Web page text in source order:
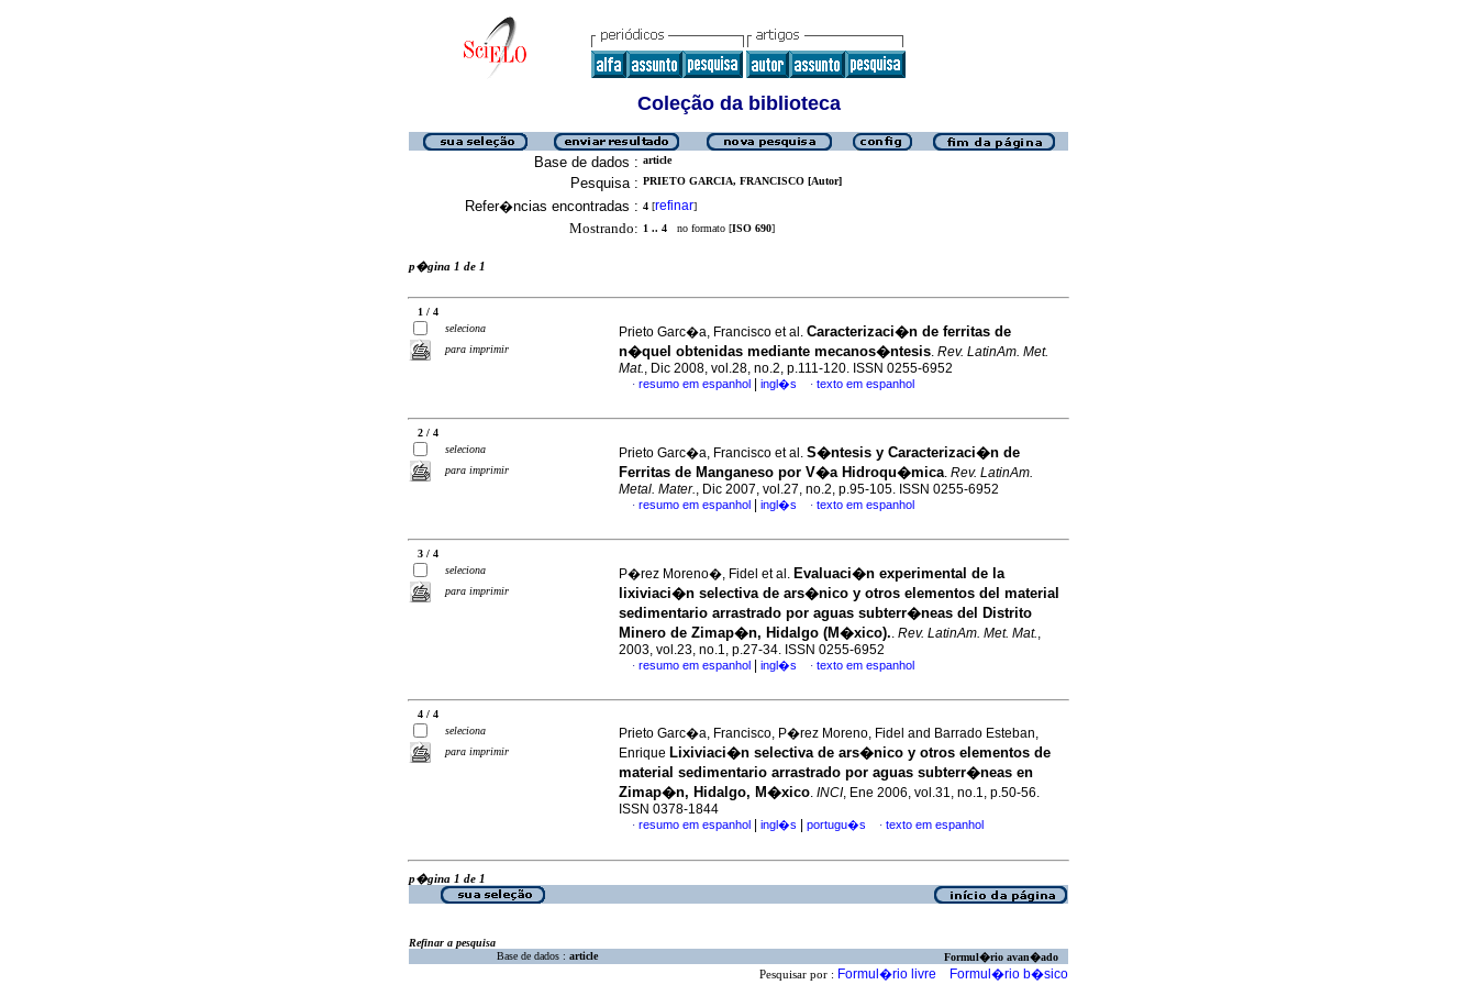
Coleção da biblioteca
Base de dados : article
Pesquisa : PRIETO GARCIA, FRANCISCO [Autor]
Refer�ncias encontradas : 4 [refinar]
Mostrando: 1 .. 4 no formato [ISO 690]
p�gina 1 de 1
1 / 4
seleciona
para imprimir
Prieto Garc�a, Francisco et al. Caracterizaci�n de ferritas de
n�quel obtenidas mediante mecanos�ntesis. Rev. LatinAm. Met.
Mat., Dic 2008, vol.28, no.2, p.111-120. ISSN 0255-6952
· resumo em espanhol ingl�s · texto em espanhol
2 / 4
seleciona
para imprimir
Prieto Garc�a, Francisco et al. S�ntesis y Caracterizaci�n de
Ferritas de Manganeso por V�a Hidroqu�mica. Rev. LatinAm.
Metal. Mater., Dic 2007, vol.27, no.2, p.95-105. ISSN 0255-6952
· resumo em espanhol ingl�s · texto em espanhol
3 / 4
seleciona
para imprimir
P�rez Moreno�, Fidel et al. Evaluaci�n experimental de la
lixiviaci�n selectiva de ars�nico y otros elementos del material
sedimentario arrastrado por aguas subterr�neas del Distrito
Minero de Zimap�n, Hidalgo (M�xico).. Rev. LatinAm. Met. Mat.,
2003, vol.23, no.1, p.27-34. ISSN 0255-6952
· resumo em espanhol ingl�s · texto em espanhol
4 / 4
seleciona
para imprimir
Prieto Garc�a, Francisco, P�rez Moreno, Fidel and Barrado Esteban,
Enrique Lixiviaci�n selectiva de ars�nico y otros elementos de
material sedimentario arrastrado por aguas subterr�neas en
Zimap�n, Hidalgo, M�xico. INCI, Ene 2006, vol.31, no.1, p.50-56.
ISSN 0378-1844
· resumo em espanhol ingl�s portugu�s · texto em espanhol
p�gina 1 de 1
Refinar a pesquisa
Base de dados : article Formul�rio avan�ado
Pesquisar por : Formul�rio livre Formul�rio b�sico